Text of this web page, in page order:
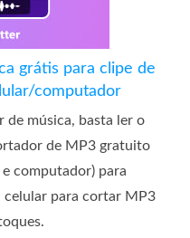
grátis para clipe de
computador
de música, basta ler o
de MP3 gratuito
computador) para
para cortar MP3